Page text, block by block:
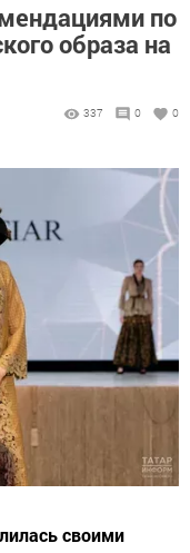
по
образа на
337 0 0
своими